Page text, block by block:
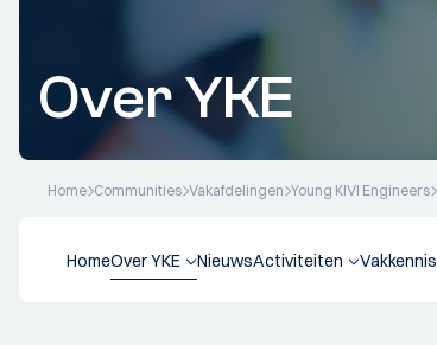
Over YKE
Home Communities Vakafdelingen Young KIVI Engineers
HomeOver YKE NieuwsActiviteiten Vakkennis